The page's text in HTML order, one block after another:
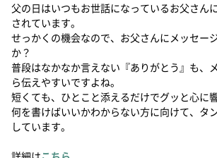
父の日はいつもお世話になっているお父さん
されています。
せっかくの機会なので、お父さんにメッセー
か？
普段はなかなか言えない『ありがとう』も、
ら伝えやすいですよね。
短くても、ひとこと添えるだけでグッと心に響
何を書けばいいかわからない方に向けて、タ
しています。